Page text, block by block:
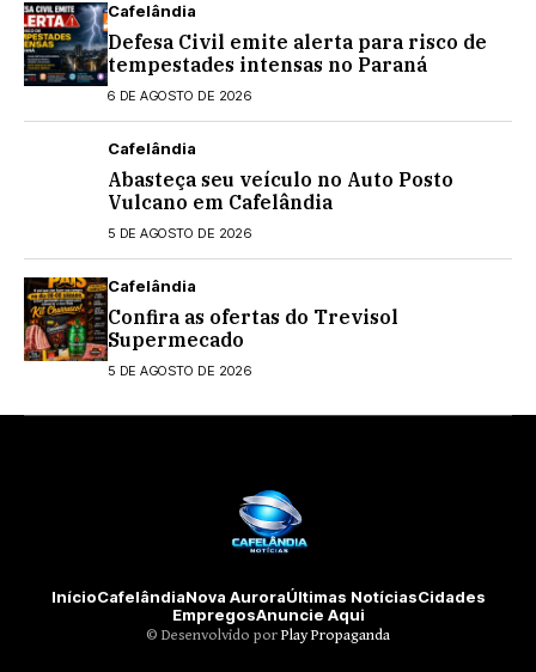
Cafelândia
Defesa Civil emite alerta para risco de
tempestades intensas no Paraná
6 DE AGOSTO DE 2026
Cafelândia
Abasteça seu veículo no Auto Posto
Vulcano em Cafelândia
5 DE AGOSTO DE 2026
Cafelândia
Confira as ofertas do Trevisol
Supermecado
5 DE AGOSTO DE 2026
InícioCafelândiaNova AuroraÚltimas NotíciasCidades
EmpregosAnuncie Aqui
©️ Desenvolvido por Play Propaganda